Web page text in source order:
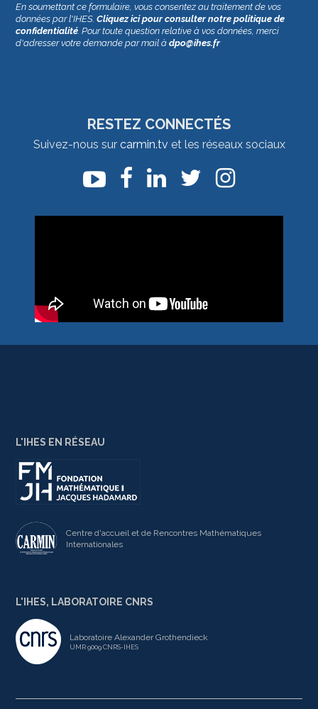
En soumettant ce formulaire, vous consentez au traitement de vos
données par l'IHES.Cliquez ici pour consulter notre politique de
confidentialité . Pour toute question relative à vos données, merci
d'adresser votre demande par mail àdpo@ihes.fr
RESTEZ CONNECTÉS
Suivez-nous sur carmin.tv et les réseaux sociaux
L'IHES EN RÉSEAU
Centre d'accueil et de Rencontres Mathématiques
Internationales
L'IHES, LABORATOIRE CNRS
Laboratoire Alexander Grothendieck
UMR 9009 CNRS-IHES